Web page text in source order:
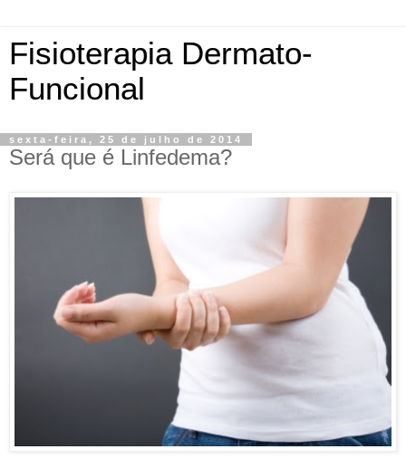
Fisioterapia Dermato-
Funcional
sexta-feira, 25 de julho de 2014
Será que é Linfedema?